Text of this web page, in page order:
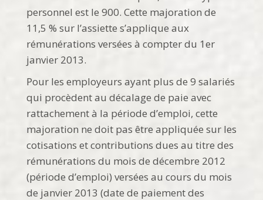
personnel est le 900. Cette majoration de
11,5 % sur l’assiette s’applique aux
rémunérations versées à compter du 1er
janvier 2013.
Pour les employeurs ayant plus de 9 salariés
qui procèdent au décalage de paie avec
rattachement à la période d’emploi, cette
majoration ne doit pas être appliquée sur les
cotisations et contributions dues au titre des
rémunérations du mois de décembre 2012
(période d’emploi) versées au cours du mois
de janvier 2013 (date de paiement des